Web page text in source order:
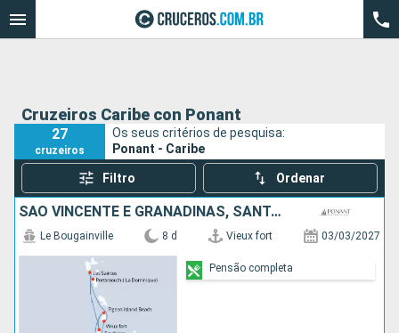
Cruzeiros Caribe con Ponant
27
cruzeiros
Os seus critérios de pesquisa:
Ponant - Caribe
Filtro Ordenar
SÃO VINCENTE E GRANADINAS, SANTA LUCIA, REPUBLICA DOMINICANA
Le Bougainville 8 d Vieux fort 03/03/2027
Pensão completa